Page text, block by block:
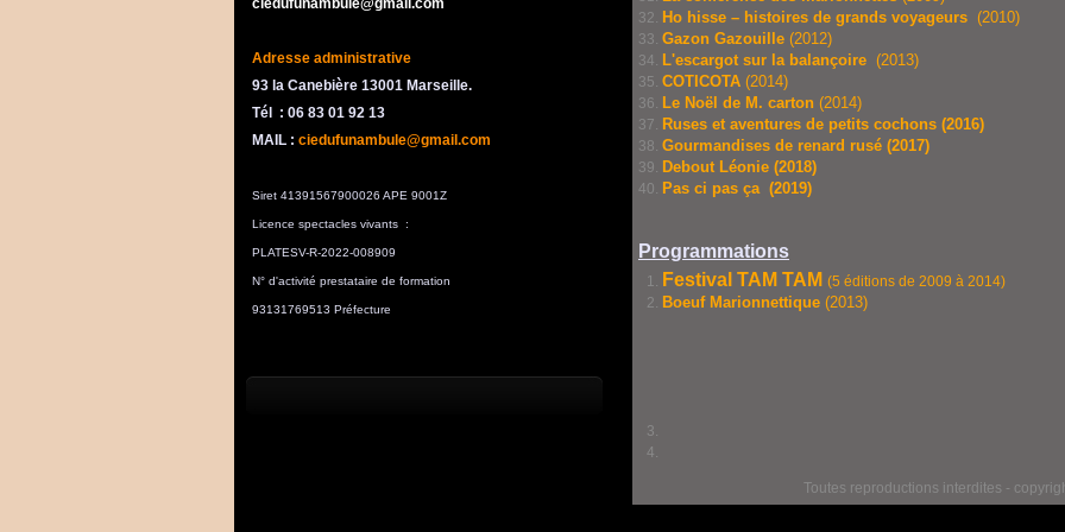
ciedufunambule@gmail.com
Adresse administrative
93 la Canebière 13001 Marseille.
Tél : 06 83 01 92 13
MAIL : ciedufunambule@gmail.com
Siret 41391567900026 APE 9001Z
Licence spectacles vivants :
PLATESV-R-2022-008909
N° d'activité prestataire de formation
93131769513 Préfecture
Ho hisse – histoires de grands voyageurs (2010)
Gazon Gazouille (2012)
L'escargot sur la balançoire (2013)
COTICOTA (2014)
Le Noël de M. carton (2014)
Ruses et aventures de petits cochons (2016)
Gourmandises de renard rusé (2017)
Debout Léonie (2018)
Pas ci pas ça(2019)
Programmations
Festival TAM TAM (5 éditions de 2009 à 2014)
Boeuf Marionnettique (2013)
Toutes reproductions interdites -